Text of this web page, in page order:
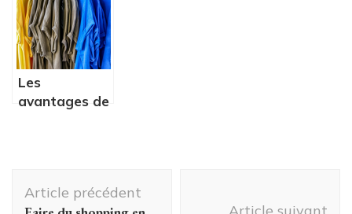
blanche ?
Les
avantages de
d'article
Article précédent